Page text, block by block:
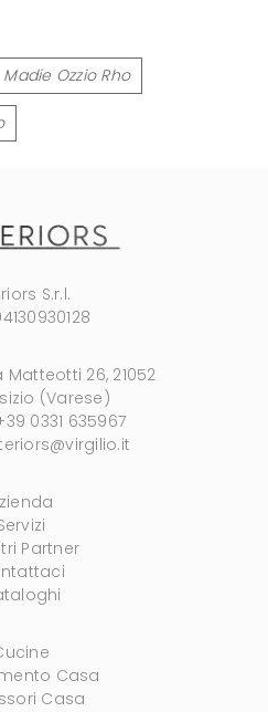
Madie Ozzio Rho
S.r.l.
Matteotti 26, 21052
(Varese)
0331 635967
Partner
Casa
Casa